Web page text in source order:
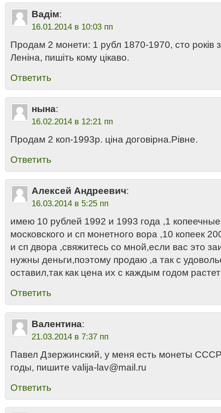
Вадім:
16.01.2014 в 10:03 пп
Продам 2 монети: 1 рубл 1870-1970, сто років
Леніна, пишіть кому цікаво.
Ответить
нына:
16.02.2014 в 12:21 пп
Продам 2 коп-1993р. цiна договiрна.Рiвне.
Ответить
Алексей Андреевич:
16.03.2014 в 5:25 пп
имею 10 рублей 1992 и 1993 года ,1
московского и сп монетного вора ,10 копеек
и сп двора ,свяжитесь со мной,если вас это
нужны деньги,поэтому продаю ,а так с
оставил,так как цена их с каждым годом
Ответить
Валентина:
21.03.2014 в 7:37 пп
Павел Дзержинский, у меня есть монеты
годы, пишите valija-lav@mail.ru
Ответить